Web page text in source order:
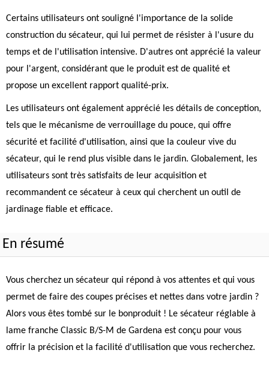
Certains utilisateurs ont souligné l'importance de la solide
construction du sécateur, qui lui permet de résister à l'usure du
temps et de l'utilisation intensive. D'autres ont apprécié la valeur
pour l'argent, considérant que le produit est de qualité et
propose un excellent rapport qualité-prix.
Les utilisateurs ont également apprécié les détails de conception,
tels que le mécanisme de verrouillage du pouce, qui offre
sécurité et facilité d'utilisation, ainsi que la couleur vive du
sécateur, qui le rend plus visible dans le jardin. Globalement, les
utilisateurs sont très satisfaits de leur acquisition et
recommandent ce sécateur à ceux qui cherchent un outil de
jardinage fiable et efficace.
En résumé
Vous cherchez un sécateur qui répond à vos attentes et qui vous
permet de faire des coupes précises et nettes dans votre jardin ?
Alors vous êtes tombé sur le bonproduit ! Le sécateur réglable à
lame franche Classic B/S-M de Gardena est conçu pour vous
offrir la précision et la facilité d'utilisation que vous recherchez.